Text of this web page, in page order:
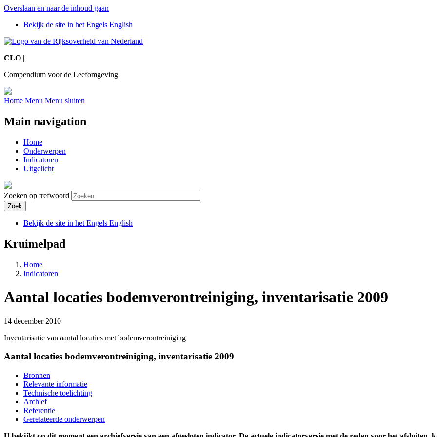
Overslaan en naar de inhoud gaan
Bekijk de site in het Engels English
CLO |
Compendium voor de Leefomgeving
Home Menu Menu sluiten
Main navigation
Home
Onderwerpen
Indicatoren
Uitgelicht
Zoeken op trefwoord
Zoek
Bekijk de site in het Engels English
Kruimelpad
Home
Indicatoren
Aantal locaties bodemverontreiniging, inventarisatie 2009
14 december 2010
Inventarisatie van aantal locaties met bodemverontreiniging
Aantal locaties bodemverontreiniging, inventarisatie 2009
Bronnen
Relevante informatie
Technische toelichting
Archief
Referentie
Gerelateerde onderwerpen